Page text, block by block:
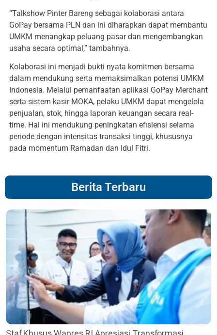
“Talkshow Pinter Bareng sebagai kolaborasi antara
GoPay bersama PLN dan ini diharapkan dapat membantu
UMKM menangkap peluang pasar dan mengembangkan
usaha secara optimal,” tambahnya.
Kolaborasi ini menjadi bukti nyata komitmen bersama
dalam mendukung serta memaksimalkan potensi UMKM
Indonesia. Melalui pemanfaatan aplikasi GoPay Merchant
serta sistem kasir MOKA, pelaku UMKM dapat mengelola
penjualan, stok, hingga laporan keuangan secara real-
time. Hal ini mendukung peningkatan efisiensi selama
periode dengan intensitas transaksi tinggi, khususnya
pada momentum Ramadan dan Idul Fitri.
Berita Terbaru